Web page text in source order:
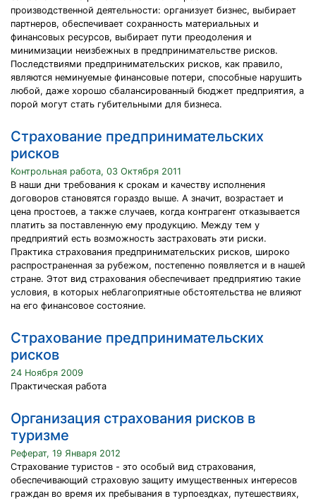
производственной деятельности: организует бизнес, выбирает
партнеров, обеспечивает сохранность материальных и
финансовых ресурсов, выбирает пути преодоления и
минимизации неизбежных в предпринимательстве рисков.
Последствиями предпринимательских рисков, как правило,
являются неминуемые финансовые потери, способные нарушить
любой, даже хорошо сбалансированный бюджет предприятия, а
порой могут стать губительными для бизнеса.
Страхование предпринимательских
рисков
Контрольная работа, 03 Октября 2011
В наши дни требования к срокам и качеству исполнения
договоров становятся гораздо выше. А значит, возрастает и
цена простоев, а также случаев, когда контрагент отказывается
платить за поставленную ему продукцию. Между тем у
предприятий есть возможность застраховать эти риски.
Практика страхования предпринимательских рисков, широко
распространенная за рубежом, постепенно появляется и в нашей
стране. Этот вид страхования обеспечивает предприятию такие
условия, в которых неблагоприятные обстоятельства не влияют
на его финансовое состояние.
Страхование предпринимательских
рисков
24 Ноября 2009
Практическая работа
Организация страхования рисков в
туризме
Реферат, 19 Января 2012
Страхование туристов - это особый вид страхования,
обеспечивающий страховую защиту имущественных интересов
граждан во время их пребывания в турпоездках, путешествиях,